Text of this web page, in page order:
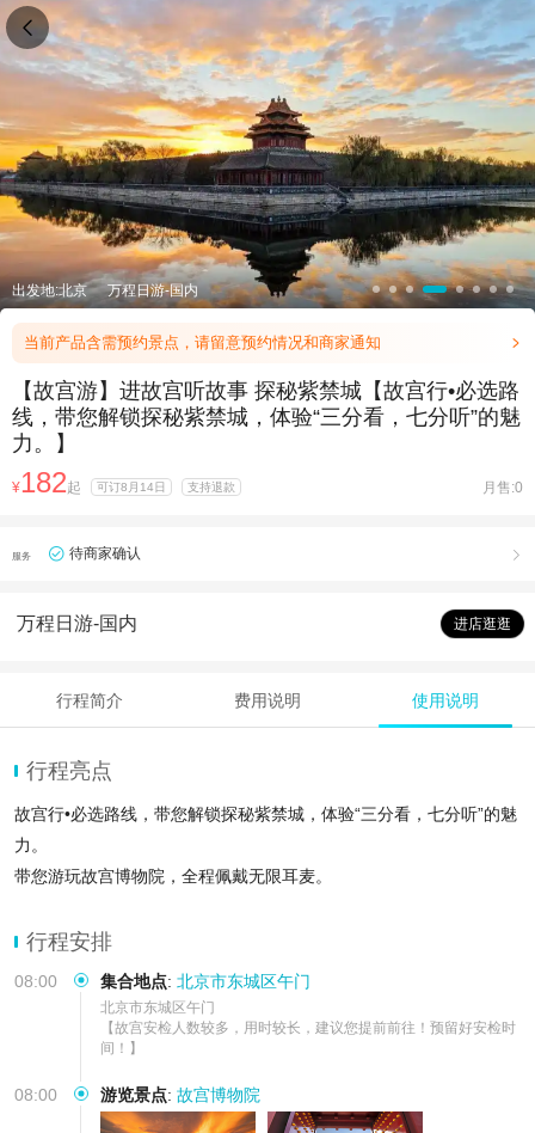
出发地:北京 万程日游-国内
当前产品含需预约景点，请留意预约情况和商家通知 
【故宫游】进故宫听故事 探秘紫禁城【故宫行•必选路
线，带您解锁探秘紫禁城，体验“三分看，七分听”的魅
力。】
¥182起 可订8月14日 支持退款 月售:0
服务 待商家确认 
万程日游-国内 进店逛逛
行程简介 费用说明 使用说明
行程亮点
故宫行•必选路线，带您解锁探秘紫禁城，体验“三分看，七分听”的魅
力。
带您游玩故宫博物院，全程佩戴无限耳麦。
行程安排
08:00 集合地点: 北京市东城区午门
北京市东城区午门
【故宫安检人数较多，用时较长，建议您提前前往！预留好安检时
间！】
08:00 游览景点: 故宫博物院
